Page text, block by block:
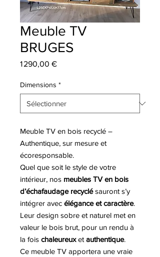
Meuble TV
BRUGES
1 290,00 €Prix
Dimensions *
Meuble TV en bois recyclé –
Authentique, sur mesure et
écoresponsable.
Quel que soit le style de votre
intérieur, nos meubles TV en bois
d’échafaudage recyclésauront s’y
intégrer avec élégance et caractère.
Leur design sobre et naturel met en
valeur le bois brut, pour un rendu à
la fois chaleureuxet authentique.
Ce meuble TV apportera une vraie